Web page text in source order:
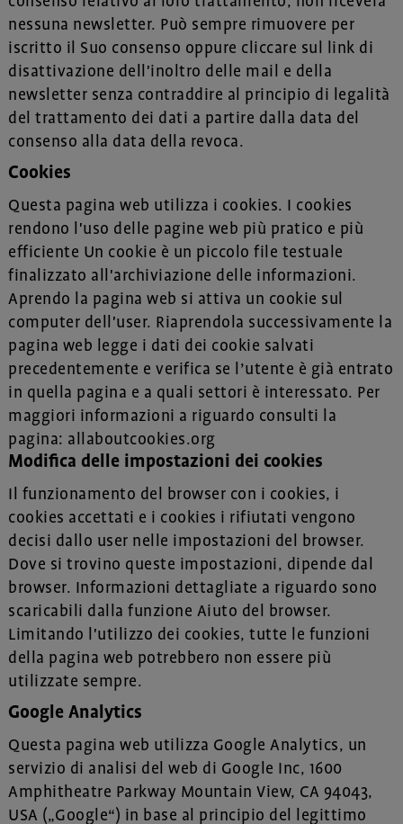
nessuna newsletter. Può sempre rimuovere per
iscritto il Suo consenso oppure cliccare sul link di
disattivazione dell'inoltro delle mail e della
newsletter senza contraddire al principio di legalità
del trattamento dei dati a partire dalla data del
consenso alla data della revoca.
Cookies
Questa pagina web utilizza i cookies. I cookies
rendono l'uso delle pagine web più pratico e più
efficiente Un cookie è un piccolo file testuale
finalizzato all'archiviazione delle informazioni.
Aprendo la pagina web si attiva un cookie sul
computer dell'user. Riaprendola successivamente la
pagina web legge i dati dei cookie salvati
precedentemente e verifica se l’utente è già entrato
in quella pagina e a quali settori è interessato. Per
maggiori informazioni a riguardo consulti la
pagina: allaboutcookies.org
Modifica delle impostazioni dei cookies
Il funzionamento del browser con i cookies, i
cookies accettati e i cookies i rifiutati vengono
decisi dallo user nelle impostazioni del browser.
Dove si trovino queste impostazioni, dipende dal
browser. Informazioni dettagliate a riguardo sono
scaricabili dalla funzione Aiuto del browser.
Limitando l'utilizzo dei cookies, tutte le funzioni
della pagina web potrebbero non essere più
utilizzate sempre.
Google Analytics
Questa pagina web utilizza Google Analytics, un
servizio di analisi del web di Google Inc, 1600
Amphitheatre Parkway Mountain View, CA 94043,
USA („Google“) in base al principio del legittimo